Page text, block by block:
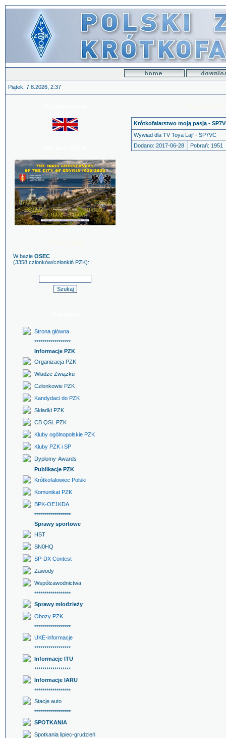
Piątek, 7.8.2026, 2:37
W bazie OSEC
(3358 członków/członkiń PZK):
Strona główna
******************
Informacje PZK
Organizacja PZK
Władze Związku
Członkowie PZK
Kandydaci do PZK
Składki PZK
CB QSL PZK
Kluby ogólnopolskie PZK
Kluby PZK i SP
Dyplomy-Awards
Publikacje PZK
Krótkofalowiec Polski
Komunikat PZK
BPK-OE1KDA
******************
Sprawy sportowe
HST
SN0HQ
SP-DX Contest
Zawody
Współzawodnictwa
******************
Sprawy młodzieży
Obozy PZK
******************
UKE-informacje
******************
Informacje ITU
******************
Informacje IARU
******************
Stacje auto
******************
SPOTKANIA
Spotkania lipiec-grudzień
Krótkofalarstwo moją pasją -
Wywiad dla TV Toya Lajf - SP7VC
Dodano: 2017-06-28
Pobrań: 1951